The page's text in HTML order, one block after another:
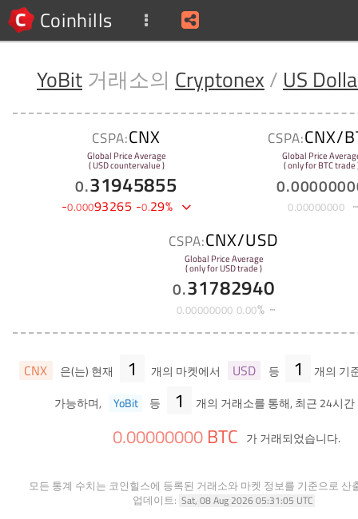
Coinhills
YoBit 거래소의 Cryptonex / US
CSPA:CNX
Global Price Average
( USD countervalue )
0.31945855
-0.00093265 -0.29%
CSPA:CNX/
Global Price
( only for BTC trade
0.
0.00000000
CSPA:CNX/USD
Global Price Average
( only for USD trade )
0.31782940
0.00000000 0.00%
CNX 은(는) 현재 1 개의 마켓에서 USD 등 1
개의 기
가능하며,
YoBit 등 1 개의 거래소를 통해, 최근 24시
0.00000000 BTC 가 거래되었습니다.
모든 통계 수치는 코인힐스에 등록된 거래소와 마켓 정보를 기준으로 산
업데이트: Sat, 08 Aug 2026 05:31:05 UTC